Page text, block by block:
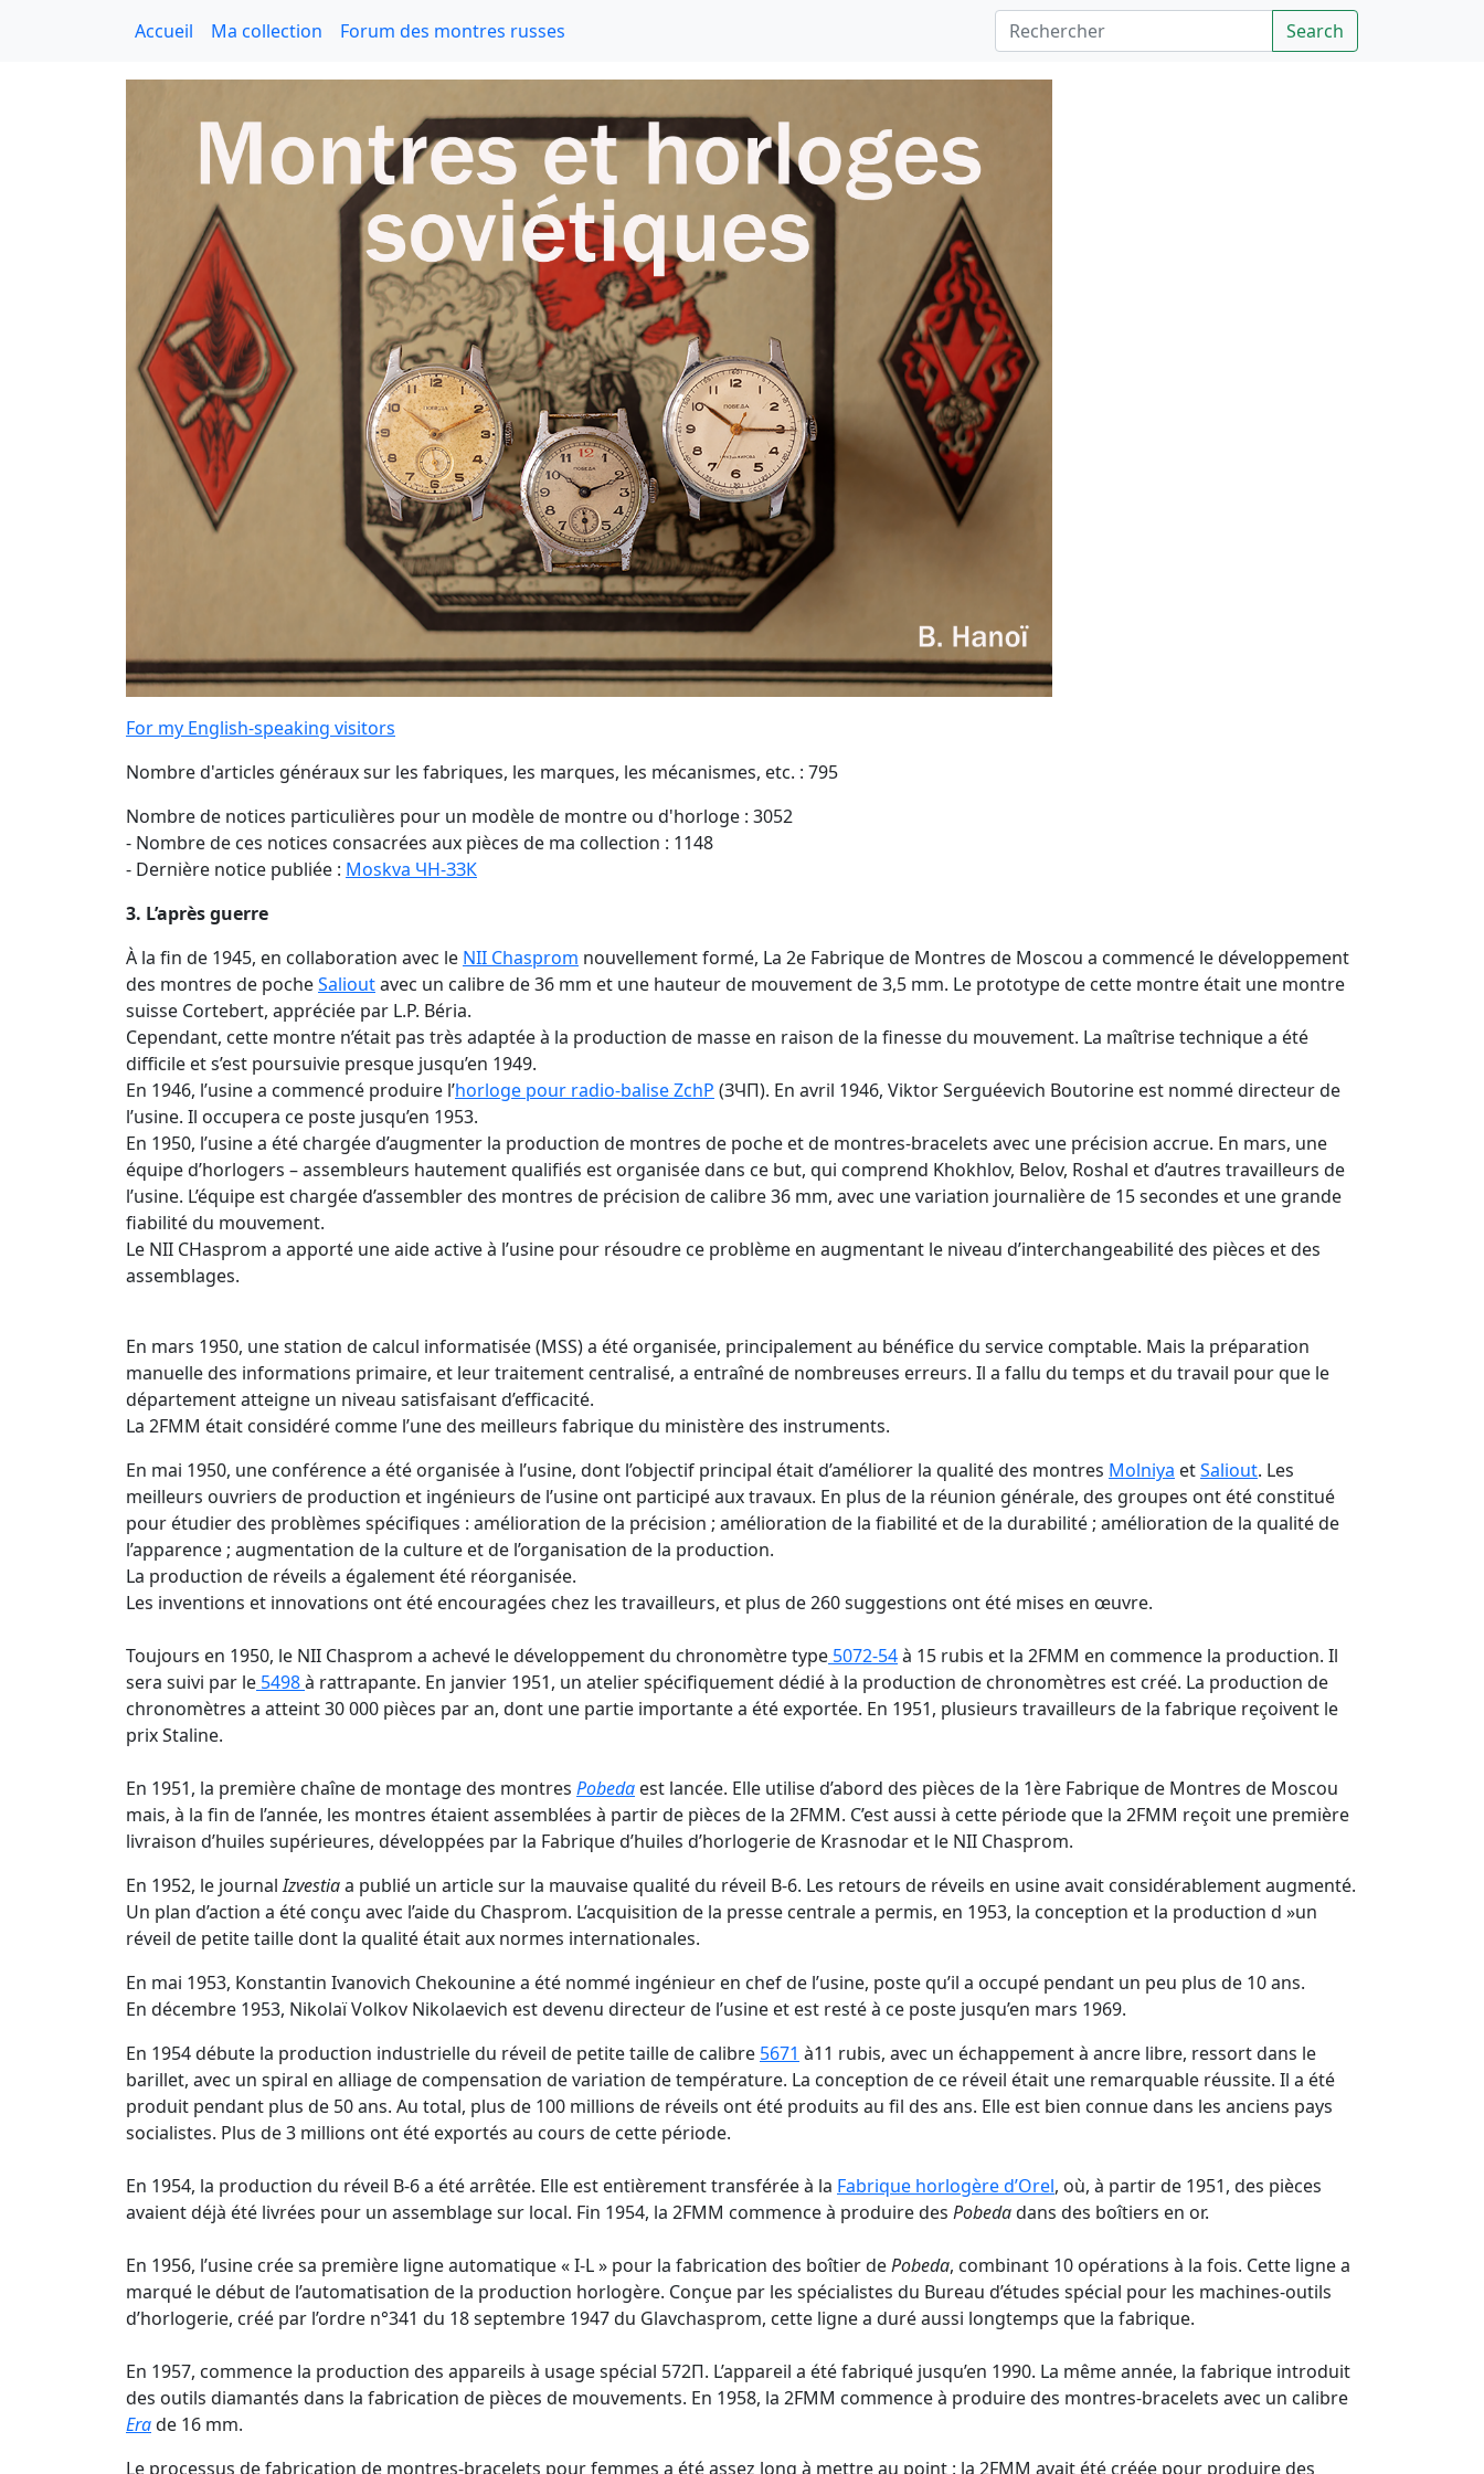
Accueil Ma collection Forum des montres russes Rechercher
Search
For my English-speaking visitors
Nombre d'articles généraux sur les fabriques, les marques, les mécanismes, etc. : 795
Nombre de notices particulières pour un modèle de montre ou d'horloge : 3052
- Nombre de ces notices consacrées aux pièces de ma collection : 1148
- Dernière notice publiée : Moskva ЧН-ЗЗК
3. L’après guerre
À la fin de 1945, en collaboration avec le NII Chasprom nouvellement formé, La 2e Fabrique de Montres de Moscou a commencé le développement
des montres de pocheSalioutavec un calibre de 36 mm et une hauteur de mouvement de 3,5 mm. Le prototype de cette montre était une montre
suisse Cortebert, appréciée par L.P. Béria.
Cependant, cette montre n’était pas très adaptée à la production de masse en raison de la finesse du mouvement. La maîtrise technique a été
difficile et s’est poursuivie presque jusqu’en 1949.
En 1946, l’usine a commencé produire l’horloge pour radio-balise ZchP (ЗЧП). En avril 1946, Viktor Serguéevich Boutorine est nommé directeur de
l’usine. Il occupera ce poste jusqu’en 1953.
En 1950, l’usine a été chargée d’augmenter la production de montres de poche et de montres-bracelets avec une précision accrue. En mars, une
équipe d’horlogers – assembleurs hautement qualifiés est organisée dans ce but, qui comprend Khokhlov, Belov, Roshal et d’autres travailleurs de
l’usine. L’équipe est chargée d’assembler des montres de précision de calibre 36 mm, avec une variation journalière de 15 secondes et une grande
fiabilité du mouvement.
Le NII CHasprom a apporté une aide active à l’usine pour résoudre ce problème en augmentant le niveau d’interchangeabilité des pièces et des
assemblages.
En mars 1950, une station de calcul informatisée (MSS) a été organisée, principalement au bénéfice du service comptable. Mais la préparation
manuelle des informations primaire, et leur traitement centralisé, a entraîné de nombreuses erreurs. Il a fallu du temps et du travail pour que le
département atteigne un niveau satisfaisant d’efficacité.
La 2FMM était considéré comme l’une des meilleurs fabrique du ministère des instruments.
En mai 1950, une conférence a été organisée à l’usine, dont l’objectif principal était d’améliorer la qualité des montres Molniya etSaliout. Les
meilleurs ouvriers de production et ingénieurs de l’usine ont participé aux travaux. En plus de la réunion générale, des groupes ont été constitué
pour étudier des problèmes spécifiques : amélioration de la précision ; amélioration de la fiabilité et de la durabilité ; amélioration de la qualité de
l’apparence ; augmentation de la culture et de l’organisation de la production.
La production de réveils a également été réorganisée.
Les inventions et innovations ont été encouragées chez les travailleurs, et plus de 260 suggestions ont été mises en œuvre.
Toujours en 1950, le NII Chasprom a achevé le développement du chronomètre type 5072-54à 15 rubis et la 2FMM en commence la production. Il
sera suivi par le 5498à rattrapante. En janvier 1951, un atelier spécifiquement dédié à la production de chronomètres est créé. La production de
chronomètres a atteint 30 000 pièces par an, dont une partie importante a été exportée. En 1951, plusieurs travailleurs de la fabrique reçoivent le
prix Staline.
En 1951, la première chaîne de montage des montres Pobeda est lancée. Elle utilise d’abord des pièces de la 1ère Fabrique de Montres de Moscou
mais, à la fin de l’année, les montres étaient assemblées à partir de pièces de la 2FMM. C’est aussi à cette période que la 2FMM reçoit une première
livraison d’huiles supérieures, développées par la Fabrique d’huiles d’horlogerie de Krasnodar et le NII Chasprom.
En 1952, le journalIzvestiaa publié un article sur la mauvaise qualité du réveil B-6. Les retours de réveils en usine avait considérablement augmenté.
Un plan d’action a été conçu avec l’aide du Chasprom. L’acquisition de la presse centrale a permis, en 1953, la conception et la production d »un
réveil de petite taille dont la qualité était aux normes internationales.
En mai 1953, Konstantin Ivanovich Chekounine a été nommé ingénieur en chef de l’usine, poste qu’il a occupé pendant un peu plus de 10 ans.
En décembre 1953, Nikolaï Volkov Nikolaevich est devenu directeur de l’usine et est resté à ce poste jusqu’en mars 1969.
En 1954 débute la production industrielle du réveil de petite taille de calibre 5671 à11 rubis, avec un échappement à ancre libre, ressort dans le
barillet, avec un spiral en alliage de compensation de variation de température. La conception de ce réveil était une remarquable réussite. Il a été
produit pendant plus de 50 ans. Au total, plus de 100 millions de réveils ont été produits au fil des ans. Elle est bien connue dans les anciens pays
socialistes. Plus de 3 millions ont été exportés au cours de cette période.
En 1954, la production du réveil B-6 a été arrêtée. Elle est entièrement transférée à la Fabrique horlogère d’Orel, où, à partir de 1951, des pièces
avaient déjà été livrées pour un assemblage sur local. Fin 1954, la 2FMM commence à produire des Pobedadans des boîtiers en or.
En 1956, l’usine crée sa première ligne automatique « I-L » pour la fabrication des boîtier dePobeda, combinant 10 opérations à la fois. Cette ligne a
marqué le début de l’automatisation de la production horlogère. Conçue par les spécialistes du Bureau d’études spécial pour les machines-outils
d’horlogerie, créé par l’ordre n°341 du 18 septembre 1947 du Glavchasprom, cette ligne a duré aussi longtemps que la fabrique.
En 1957, commence la production des appareils à usage spécial 572П. L’appareil a été fabriqué jusqu’en 1990. La même année, la fabrique introduit
des outils diamantés dans la fabrication de pièces de mouvements. En 1958, la 2FMM commence à produire des montres-bracelets avec un calibre
Erade 16 mm.
Le processus de fabrication de montres-bracelets pour femmes a été assez long à mettre au point : la 2FMM avait été créée pour produire des